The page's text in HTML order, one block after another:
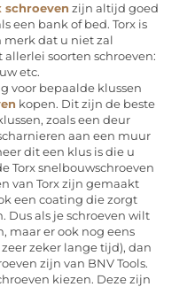
schroeven zijn altijd goed
een bank of bed. Torx is
merk dat u niet zal
soorten schroeven:
etc.
voor bepaalde klussen
kopen. Dit zijn de beste
zoals een deur
aan een muur
dit een klus is die u
Torx snelbouwschroeven
van Torx zijn gemaakt
een coating die zorgt
Dus als je schroeven wilt
maar er ook nog eens
zeker lange tijd), dan
zijn van BNV Tools.
kiezen. Deze zijn